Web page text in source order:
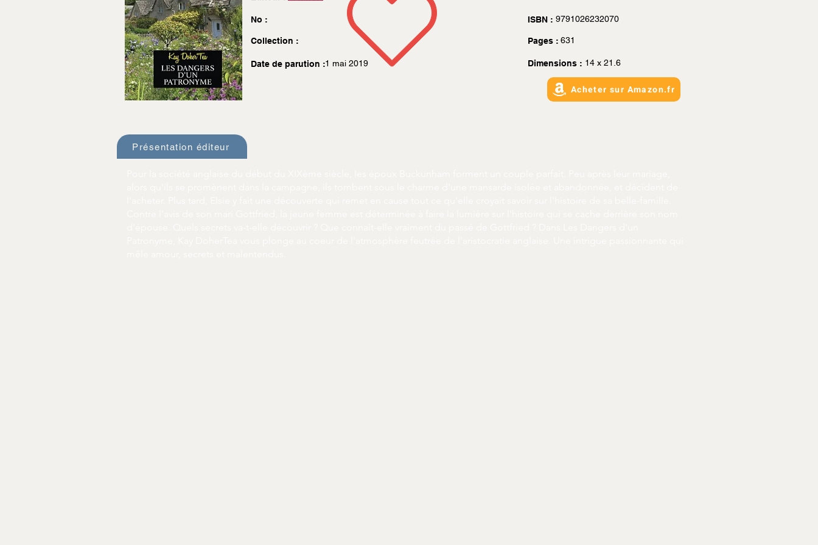
No :
Collection :
Date de parution :1 mai 2019
ISBN : 9791026232070
Pages : 631
Dimensions : 14 x 21.6
Acheter sur Amazon.fr
Présentation éditeur